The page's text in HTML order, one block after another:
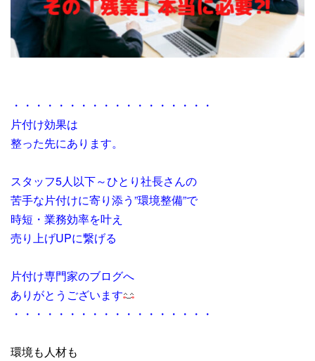
・・・・・・・・・・・・・・・・・・
片付け効果は
整った先にあります。
スタッフ5人以下～ひとり社長さんの
苦手な片付けに寄り添う”環境整備”で
時短・業務効率を叶え
売り上げUPに繋げる
片付け専門家のブログへ
ありがとうございます
・・・・・・・・・・・・・・・・・・
環境も人材も